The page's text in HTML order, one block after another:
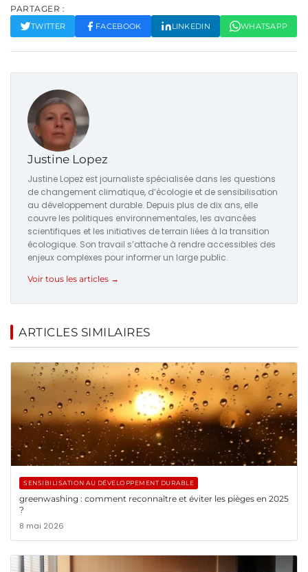
PARTAGER :
TWITTER FACEBOOK LINKEDIN WHATSAPP
Justine Lopez
Justine Lopez est journaliste spécialisée dans les questions
de changement climatique, d’écologie et de sensibilisation
au développement durable. Depuis plus de dix ans, elle
couvre les politiques environnementales, les avancées
scientifiques et les initiatives de terrain liées à la transition
écologique. Son travail s’attache à rendre accessibles des
enjeux complexes pour informer un large public.
Voir tous les articles →
ARTICLES SIMILAIRES
SENSIBILISATION AU DÉVELOPPEMENT DURABLE
greenwashing : comment reconnaître et éviter les pièges en 2025
?
8 mai 2026